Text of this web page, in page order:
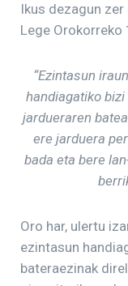
Ikus dezagun
Lege Orokorreko
“Ezintasun
handiagatiko
jardueraren
ere jarduera
bada eta bere
Oro har, ulertu
ezintasun
bateraezinak